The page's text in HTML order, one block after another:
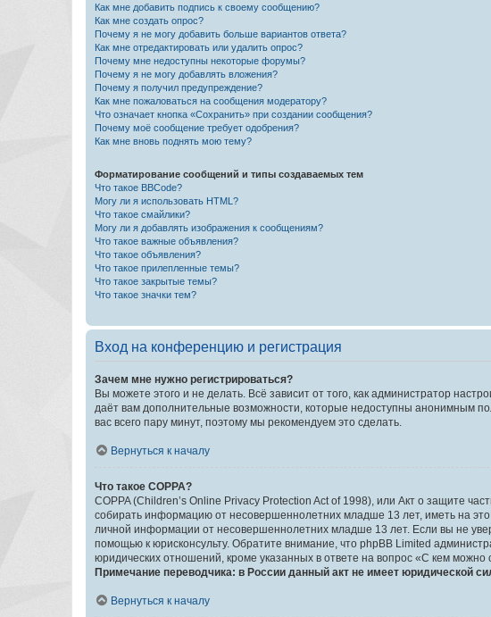
Как мне добавить подпись к своему сообщению?
Как мне создать опрос?
Почему я не могу добавить больше вариантов ответа?
Как мне отредактировать или удалить опрос?
Почему мне недоступны некоторые форумы?
Почему я не могу добавлять вложения?
Почему я получил предупреждение?
Как мне пожаловаться на сообщения модератору?
Что означает кнопка «Сохранить» при создании сообщения?
Почему моё сообщение требует одобрения?
Как мне вновь поднять мою тему?
Форматирование сообщений и типы создаваемых тем
Что такое BBCode?
Могу ли я использовать HTML?
Что такое смайлики?
Могу ли я добавлять изображения к сообщениям?
Что такое важные объявления?
Что такое объявления?
Что такое прилепленные темы?
Что такое закрытые темы?
Что такое значки тем?
Вход на конференцию и регистрация
Зачем мне нужно регистрироваться?
Вы можете этого и не делать. Всё зависит от того, как администратор
даёт вам дополнительные возможности, которые недоступны анонимным
вас всего пару минут, поэтому мы рекомендуем это сделать.
Вернуться к началу
Что такое COPPA?
COPPA (Children’s Online Privacy Protection Act of 1998), или Акт о защите
собирать информацию от несовершеннолетних младше 13 лет, иметь на
личной информации от несовершеннолетних младше 13 лет. Если вы не
помощью к юрисконсульту. Обратите внимание, что phpBB Limited
юридических отношений, кроме указанных в ответе на вопрос «С кем можно
Примечание переводчика: в России данный акт не имеет юридической
Вернуться к началу